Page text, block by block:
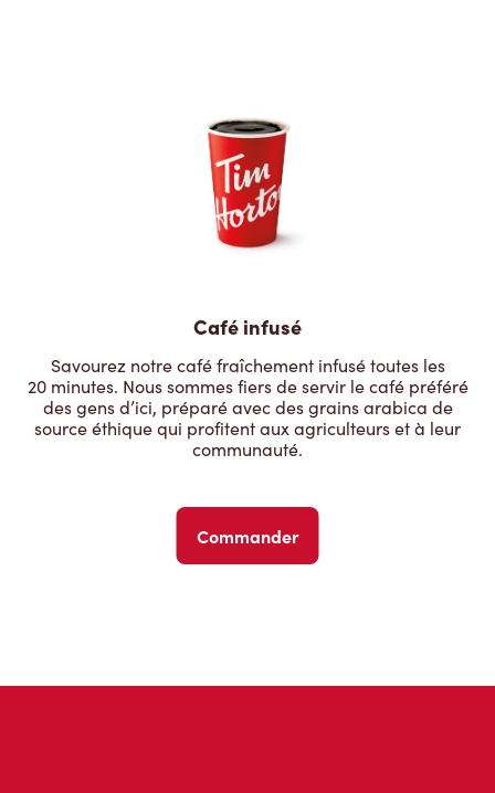
Café infusé
Savourez notre café fraîchement infusé toutes les
20 minutes. Nous sommes fiers de servir le café préféré
des gens d’ici, préparé avec des grains arabica de
source éthique qui profitent aux agriculteurs et à leur
communauté.
Commander